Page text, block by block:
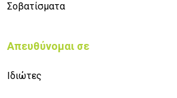
Σοβατίσματα
Απευθύνομαι σε
Ιδιώτες